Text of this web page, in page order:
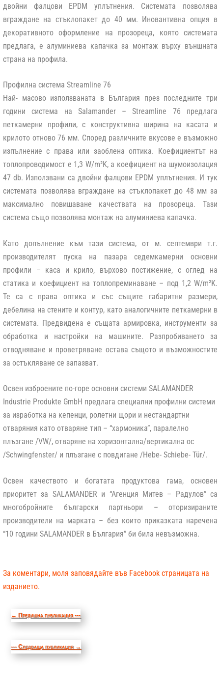
двойни фалцови EPDM уплътнения. Системата позволява
вграждане на стъклопакет до 40 мм. Иновантивна опция в
декоративното оформление на прозореца, която системата
предлага, е алуминиева капачка за монтаж върху външната
страна на профила.
Профилна система Streamline 76
Най- масово използваната в България през последните три
години система на Salamander – Streamline 76 предлага
петкамерни профили, с конструктивна ширина на касата и
крилото отново 76 мм. Според различните вкусове е възможно
изпълнение с права или заоблена оптика. Коефициентът на
топлопроводимост е 1,3 W/m²K, а коефициент на шумоизолация
47 db. Използвани са двойни фалцови EPDM уплътнения. И тук
системата позволява вграждане на стъклопакет до 48 мм за
максимално повишаване качествата на прозореца. Тази
система също позволява монтаж на алуминиева капачка.
Като допълнение към тази система, от м. септември т.г.
производителят пуска на пазара седемкамерни основни
профили – каса и крило, върхово постижение, с оглед на
статика и коефициент на топлопреминаване – под 1,2 W/m²K.
Те са с права оптика и със същите габаритни размери,
дебелина на стените и контур, като аналогичните петкамерни в
системата. Предвидена е същата армировка, инструменти за
обработка и настройки на машините. Разпробиването за
отводняване и проветряване остава същото и възможностите
за остъкляване се запазват.
Освен изброените по-горе основни системи SALAMANDER
Industrie Produkte GmbH предлага специални профилни системи
за изработка на кепенци, ролетни щори и нестандартни
отваряния като отваряне тип – “хармоника”, паралелно
плъзгане /VW/, отваряне на хоризонтална/вертикална ос
/Schwingfenster/ и плъзгане с повдигане /Hebe- Schiebe- Tür/.
Освен качеството и богатата продуктова гама, основен
приоритет за SALAMANDER и “Агенция Митев – Радулов” са
многобройните български партньори – оторизираните
производители на марката – без които приказката наречена
“10 години SALAMANDER в България” би била невъзможна.
За коментари, моля заповядайте във Facebook страницата на
изданието.
←Предишна публикация ---
--- Следваща публикация →